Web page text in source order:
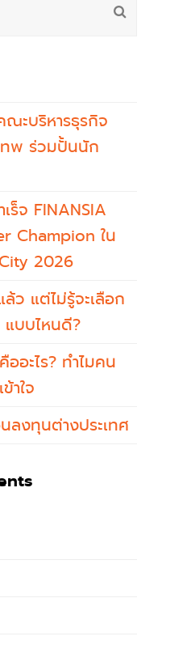
Submit
ะบริหารธุรกิจ
ทพ ร่วมปั้นนัก
ร็จ FINANSIA
Champion ใน
2026
ว แต่ไม่รู้จะเลือก
บบไหนดี?
อะไร? ทำไมคน
าใจ
ลงทุนต่างประเทศ